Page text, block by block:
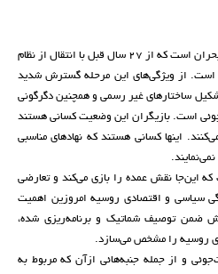
اقتصاد روسیه کنونی در مرحله‌ای از بحران است که از 27 سال قبل با انتقال از نظام
است. از ویژگی‌های این مرحله گسترش شدید
ساختارهای غیر رسمی و همچنین دگرگونی
است. بازیگران این وضعیت کسانی هستند
اینها کسانی هستند که نهادهای مناسبی
این‌جا نقش عمده را بازی می‌کند و تعارضی
سیاسی و اقتصادی روسیه امروزین اهمیت
ضمن توصیف شماتیک و برنامه‌ریزی شده،
روسیه را مشخص می‌سازد.
و از جمله جنبه‌هائی ازآن که مربوط به